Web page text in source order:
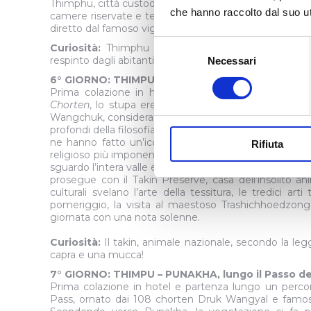
che hanno raccolto dal suo
consenso
Necessari
Rifiuta
Thimphu, città custode di un raro equilibrio tra
camere riservate e tempo a disposizione per
diretto dal famoso vigile con guanti bianchi.
Curiosità:Thimphu è l’unica capitale al mondo
respinto dagli abitanti!
6° GIORNO: THIMPU tra Divinità, arte e tradizioni
Prima colazione in hotel. Incontro con la guida e
Chorten, lo stupa eretto in memoria del Terzo Re
Wangchuk, considerato il padre del Bhutan
profondi della filosofia buddhista, mentre all’esterno
ne hanno fatto un’icona nazionale. Restaurato nel
religioso più imponente del Bhutan. Proseguimento
sguardo l’intera valle e rendere omaggio alla statua
prosegue con il Takin Preserve, casa dell’insolito
culturali svelano l’arte della tessitura, le tredici
pomeriggio, la visita al maestoso
giornata con una nota solenne.
Curiosità:
Il takin, animale nazionale, secondo la
capra e una mucca!
7° GIORNO: THIMPU – PUNAKHA, lungo il Passo
Prima colazione in hotel e partenza lungo un
Pass, ornato dai 108 chorten Druk Wangyal e